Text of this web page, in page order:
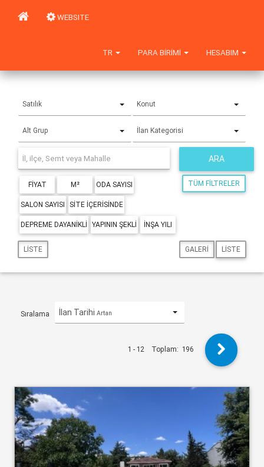
WEBSITE
HESABIM
PARA BIRIMI
TR
Satılık Konut
Alt Grup İlan Kategorisi
ARA
FIYAT M² ODA SAYISI
SALON SAYISI SITE IÇERISINDE
DEPREME DAYANIKLI YAPININ ŞEKLI İNŞA YILI
TÜM FILTRELER
LISTE GALERI LISTE
Sıralama İlan Tarihi Artan
1 - 12 Toplam: 196